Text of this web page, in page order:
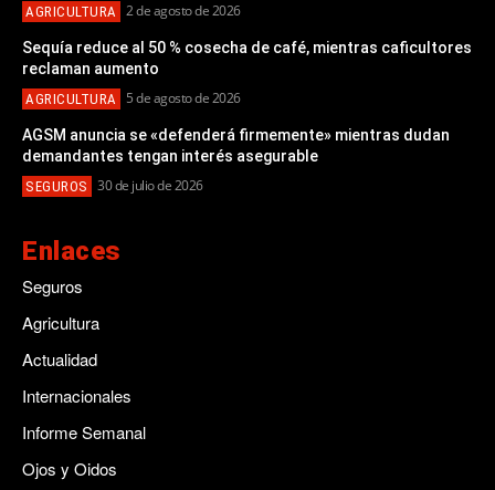
AGRICULTURA 2 de agosto de 2026
Sequía reduce al 50 % cosecha de café, mientras caficultores
reclaman aumento
AGRICULTURA 5 de agosto de 2026
AGSM anuncia se «defenderá firmemente» mientras dudan
demandantes tengan interés asegurable
SEGUROS 30 de julio de 2026
Enlaces
Seguros
Agricultura
Actualidad
Internacionales
Informe Semanal
Ojos y Oidos